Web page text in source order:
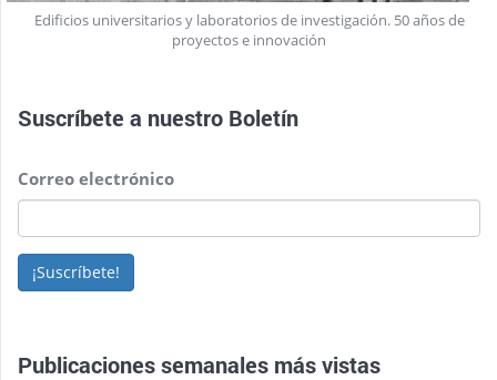
Edificios universitarios y laboratorios de investigación. 50 años de
proyectos e innovación
Suscríbete a nuestro Boletín
Correo electrónico
¡Suscríbete!
Publicaciones semanales más vistas